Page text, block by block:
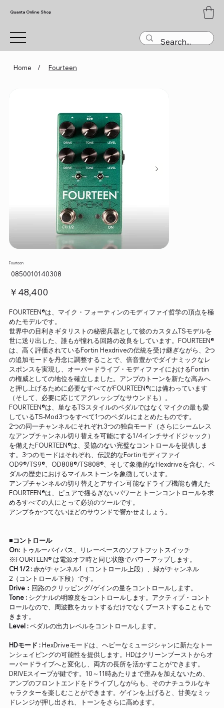
Quanta Online Shop
Home / Fourteen
Fourteen
SKU：
0850010140308
価
格
￥48,400
FOURTEEN®は、マイク・フォーティンのモディファイ哲学の頂点を極
めたモデルです。
世界中の目利きギタリストの秘密兵器として彼のカスタムTSモデルを
世に送り出した、誰もが憧れる回路の改良をしています。FOURTEEN®
は、高く評価されているFortin Hexdriveの伝統を受け継ぎながら、2つ
の追加モードを丹念に調整することで、倍音豊かでダイナミックなレ
スポンスを実現し、オーバードライブ・モディファイにおけるFortin
の権威としての地位を確立しました。アンプのトーンを新たな高みへ
と押し上げるために必要なすべてがFOURTEEN®には備わっています
（そして、必要に応じてアグレッシブなサウンドも）。
FOURTEEN®は、単なるTSスタイルのペダルではなくマイクの最も愛
しているTS-Mod3つをすべて1つのペダルにまとめたものです。
2つの同一チャンネルにそれぞれ3つの独自モード（さらにシームレス
なアンプチャンネル切り替えを可能にする1/4インチサイドジャック）
を備えたFOURTEEN®は、妥協のない完璧なコントロールを提供しま
す。3つのモードはそれぞれ、伝説的なFortinモディファイ
OD9®/TS9®、OD808®/TS808®、そして象徴的なHexdriveを含む、ペ
ダルの歴史におけるマイルストーンを象徴しています。
アンプチャンネルの切り替えとアサイン可能なドライブ機能も備えた
FOURTEEN®は、ピュアで揺るぎないパワーとトーンコントロールを求
めるすべての人にとって必須のツールです。
アンプをかつてないほどのサウンドで響かせましょう。
■コントロール
On: トゥルーバイパス、リレーベースのソフトフットスイッチ
※FOURTEEN® は電源オフ時と同じ状態でパワーアップします。
CH 1/2 :赤がチャンネル1（コントロール上段）、緑がチャンネル
2（コントロール下段）です。
Drive： 回路のクリッピング/ゲインの量をコントロールします。
Tone : シグナルの明瞭度をコントロールします。アクティブ・コント
ロールなので、周波数をカットするだけでなくブーストすることもで
きます。
Level :ペダルの出力レベルをコントロールします。
HDモード :HexDriveモードは、ヘビーなミュージシャンに新たなトー
ンシェイピングの可能性を提供します。HDはクリーンブーストからオ
ーバードライブへと変化し、両方の長所を活かすことができます。
DRIVEスイープが鍵です。10～11時あたりまで歪みを加えないため、
アンプのフロントエンドをドライブしながらも、そのナチュラルなキ
ャラクターを楽しむことができます。ゲインを上げると、甘美なミッ
ドレンジが押し出され、トーンをさらに高めます。